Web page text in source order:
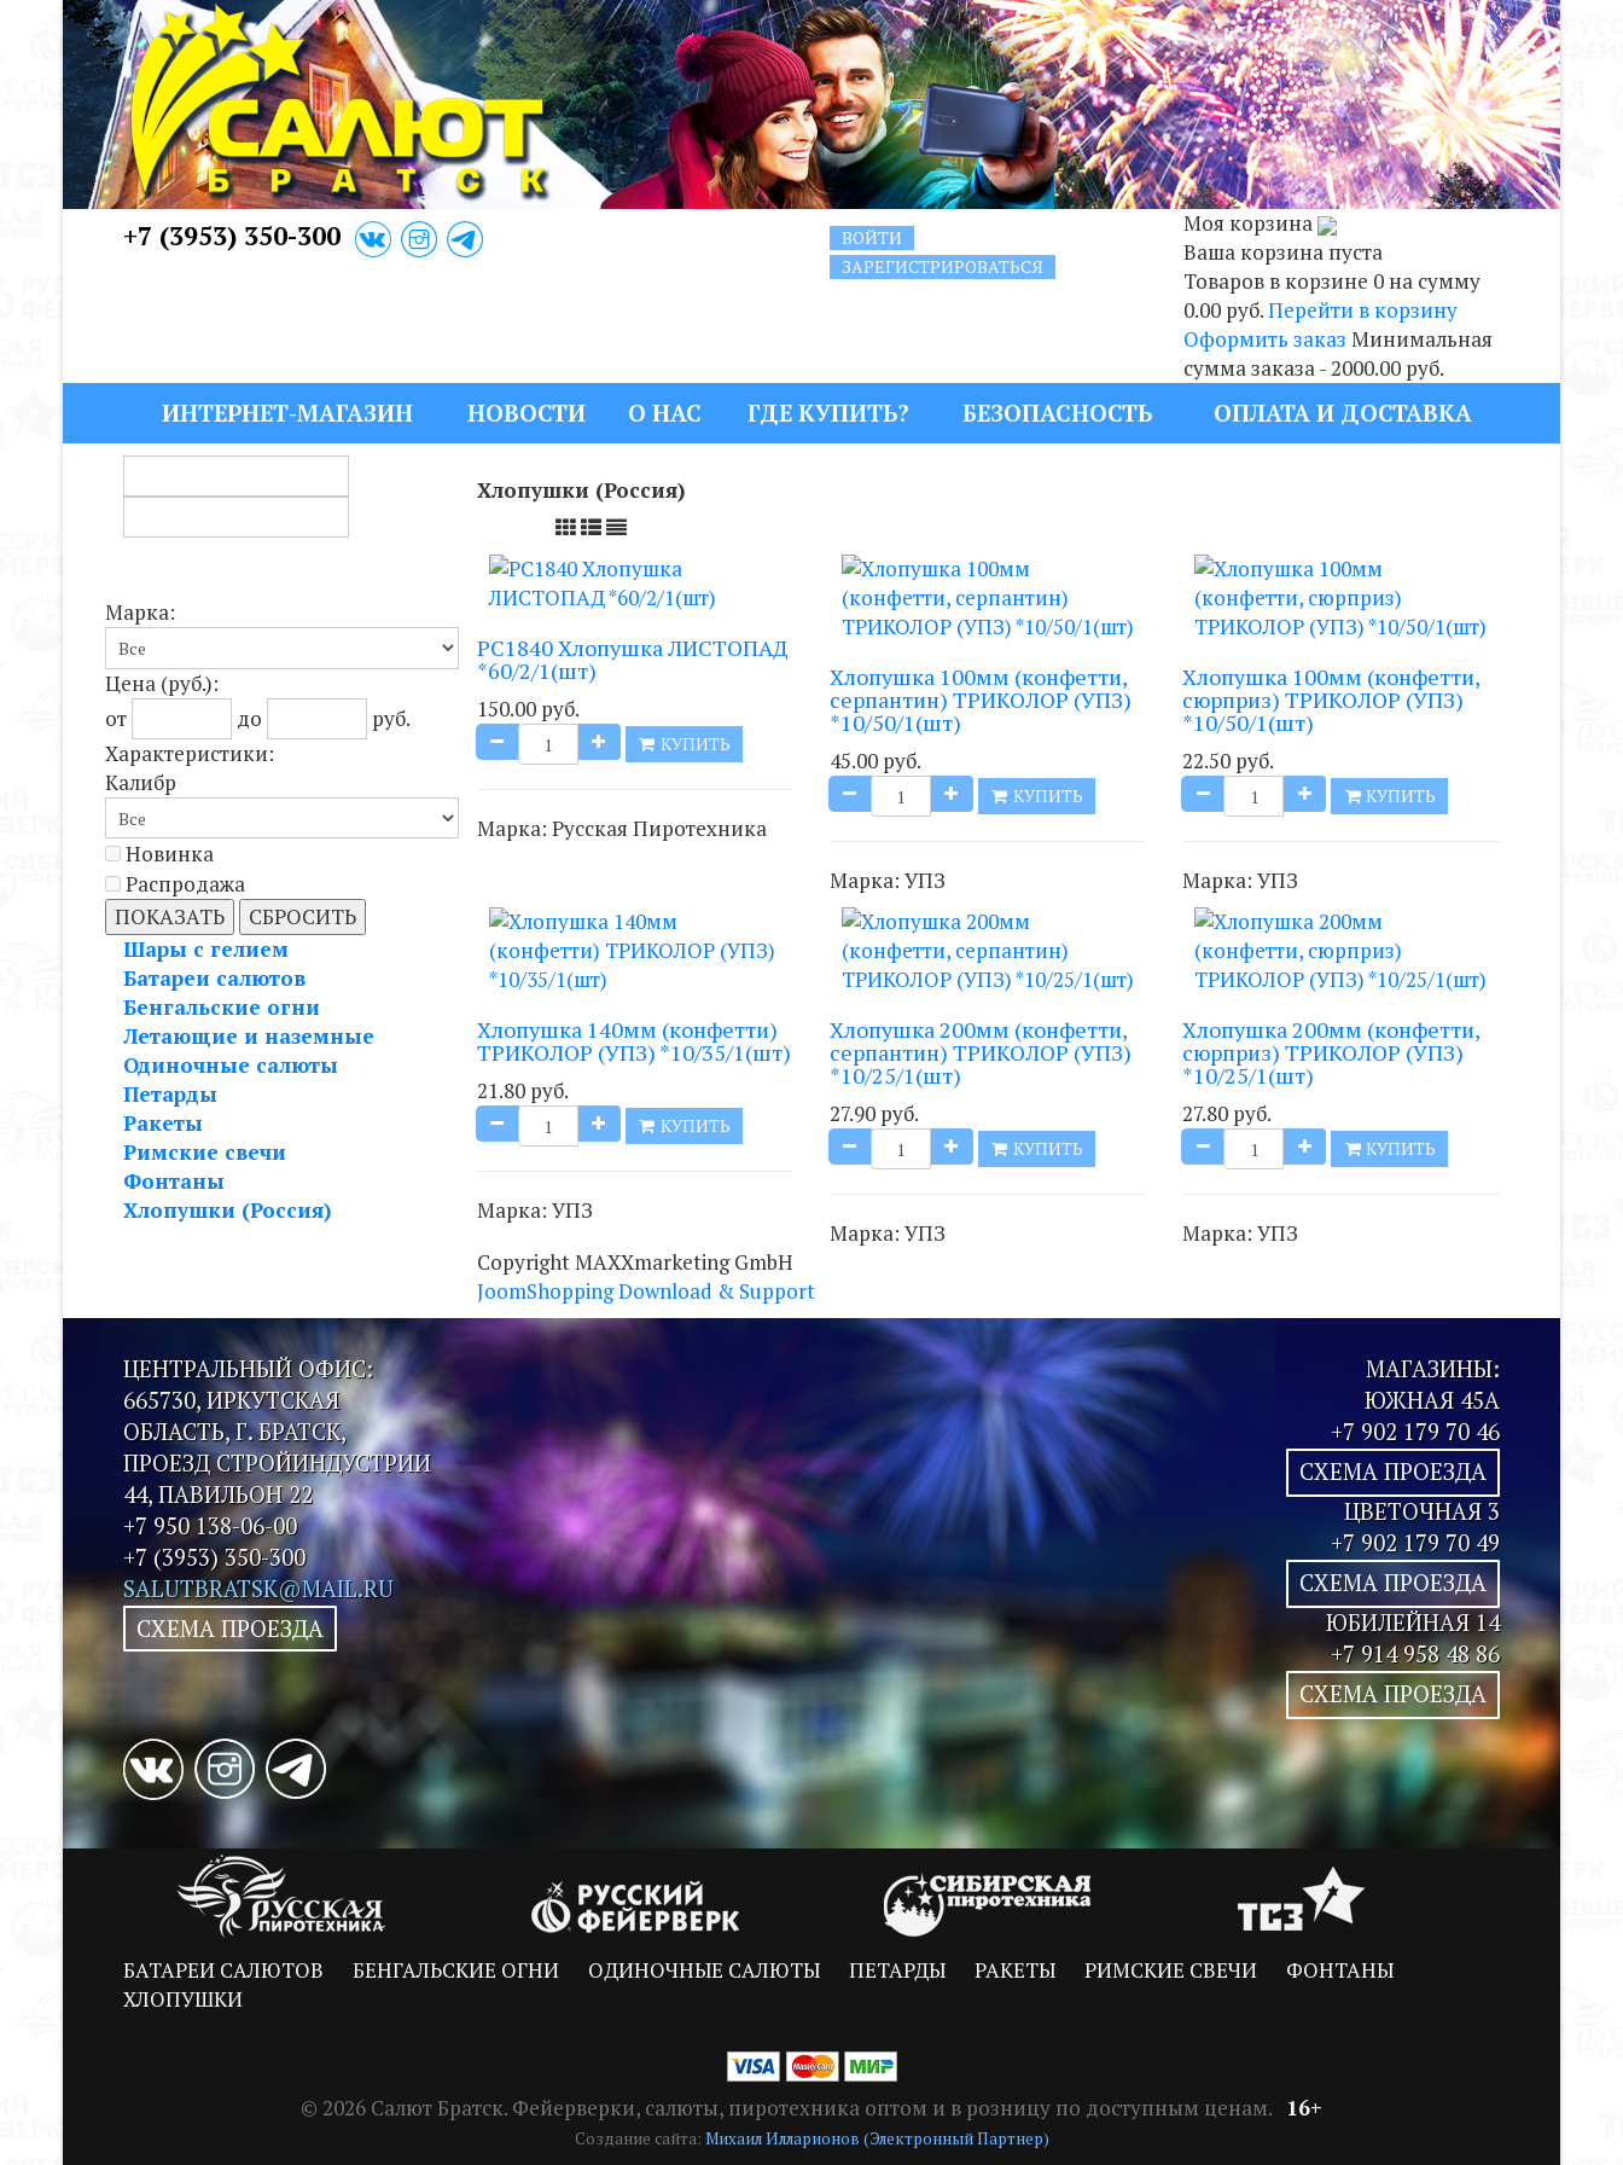
+7 (3953) 350-300
ВОЙТИ
ЗАРЕГИСТРИРОВАТЬСЯ
Моя корзина
Ваша корзина пуста
Товаров в корзине 0 на сумму
0.00 руб.Перейти в корзину
Оформить заказ Минимальная
сумма заказа - 2000.00 руб.
ИНТЕРНЕТ-МАГАЗИН НОВОСТИ О НАС ГДЕ КУПИТЬ? БЕЗОПАСНОСТЬ ОПЛАТА И ДОСТАВКА
Марка:
Цена (руб.):
от
до
руб.
Характеристики:
Калибр
Новинка
Распродажа
ПОКАЗАТЬ
СБРОСИТЬ
Шары с гелием
Батареи салютов
Бенгальские огни
Летающие и наземные
Одиночные салюты
Петарды
Ракеты
Римские свечи
Фонтаны
Хлопушки (Россия)
Хлопушки (Россия)
РС1840 Хлопушка ЛИСТОПАД
*60/2/1(шт)
150.00 руб.
КУПИТЬ
Марка: Русская Пиротехника
Хлопушка 100мм (конфетти,
серпантин) ТРИКОЛОР (УПЗ)
*10/50/1(шт)
45.00 руб.
КУПИТЬ
Марка: УПЗ
Хлопушка 100мм (конфетти,
сюрприз) ТРИКОЛОР (УПЗ)
*10/50/1(шт)
22.50 руб.
КУПИТЬ
Марка:УПЗ
Хлопушка 140мм (конфетти)
ТРИКОЛОР (УПЗ) *10/35/1(шт)
21.80 руб.
КУПИТЬ
Марка: УПЗ
Хлопушка 200мм (конфетти,
серпантин) ТРИКОЛОР (УПЗ)
*10/25/1(шт)
27.90 руб.
КУПИТЬ
Марка: УПЗ
Хлопушка 200мм (конфетти,
сюрприз) ТРИКОЛОР (УПЗ)
*10/25/1(шт)
27.80 руб.
КУПИТЬ
Марка:УПЗ
Copyright MAXXmarketing GmbH
JoomShopping Download & Support
ЦЕНТРАЛЬНЫЙ ОФИС:
665730, ИРКУТСКАЯ
ОБЛАСТЬ, Г. БРАТСК,
ПРОЕЗД СТРОЙИНДУСТРИИ
44, ПАВИЛЬОН 22
+7 950 138-06-00
+7 (3953) 350-300
SALUTBRATSK@MAIL.RU
СХЕМА ПРОЕЗДА
МАГАЗИНЫ:
ЮЖНАЯ 45А
+7 902 179 70 46
СХЕМА ПРОЕЗДА
ЦВЕТОЧНАЯ 3
+7 902 179 70 49
СХЕМА ПРОЕЗДА
ЮБИЛЕЙНАЯ 14
+7 914 958 48 86
СХЕМА ПРОЕЗДА
БАТАРЕИ САЛЮТОВ БЕНГАЛЬСКИЕ ОГНИ ОДИНОЧНЫЕ САЛЮТЫ ПЕТАРДЫ РАКЕТЫ РИМСКИЕ СВЕЧИ
ФОНТАНЫ
ХЛОПУШКИ
© 2026 Салют Братск. Фейерверки, салюты, пиротехника оптом и в розницу по доступным ценам. 16+
Создание сайта: Михаил Илларионов (Электронный Партнер)